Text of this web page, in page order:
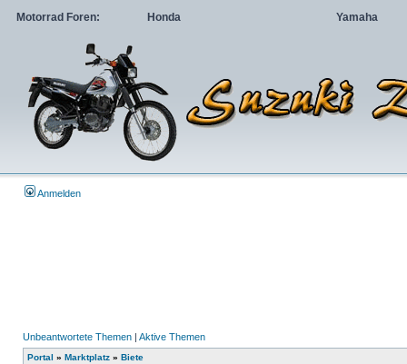
Motorrad Foren: Honda Yamaha
Anmelden
Unbeantwortete Themen | Aktive Themen
Portal » Marktplatz » Biete